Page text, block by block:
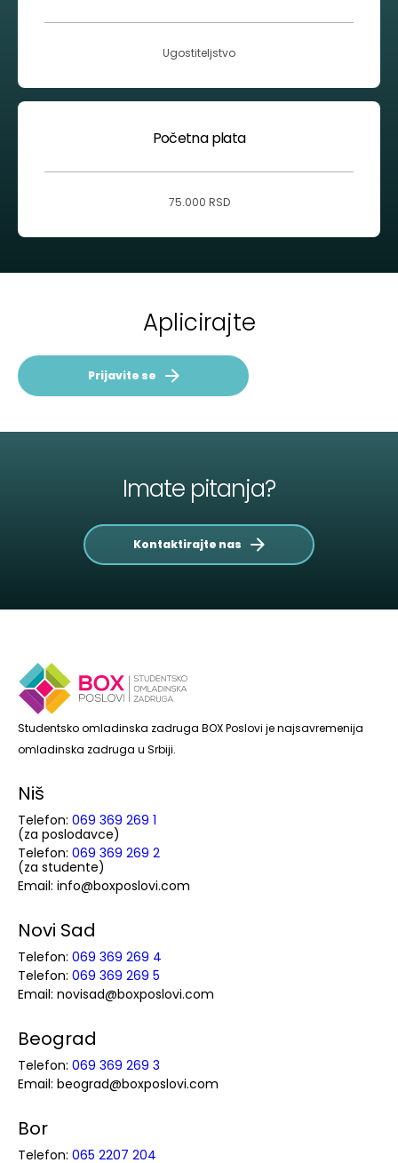
Ugostiteljstvo
Početna plata
75.000 RSD
Aplicirajte
Prijavite se
Imate pitanja?
Kontaktirajte nas
Studentsko omladinska zadruga BOX Poslovi je najsavremenija
omladinska zadruga u Srbiji.
Niš
Telefon: 069 369 269 1
(za poslodavce)
Telefon: 069 369 269 2
(za studente)
Email: info@boxposlovi.com
Novi Sad
Telefon: 069 369 269 4
Telefon: 069 369 269 5
Email: novisad@boxposlovi.com
Beograd
Telefon: 069 369 269 3
Email: beograd@boxposlovi.com
Bor
Telefon: 065 2207 204